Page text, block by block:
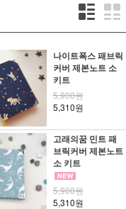
나이트폭스 패브릭
커버 제본노트 소
키트
5,900원
5,310원
고래의꿈 민트 패
브릭커버 제본노트
소 키트
5,900원
5,310원